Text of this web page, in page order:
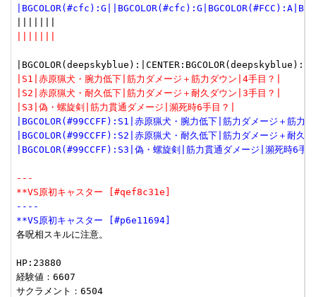
|S1|赤原猟犬・腕力低下|筋力ダメージ＋筋力ダウン|4手目？|
|S2|赤原猟犬・耐久低下|筋力ダメージ＋耐久ダウン|3手目？|
|S3|偽・螺旋剣|筋力貫通ダメージ|瀕死時6手目？|
|BGCOLOR(#99CCFF):S1|赤原猟犬・腕力低下|筋力ダメージ＋筋力
|BGCOLOR(#99CCFF):S2|赤原猟犬・耐久低下|筋力ダメージ＋耐久
|BGCOLOR(#99CCFF):S3|偽・螺旋剣|筋力貫通ダメージ|瀕死時6手
---
**VS原初キャスター [#qef8c31e]
----
**VS原初キャスター [#p6e11694]
各呪相スキルに注意。
HP:23880
経験値：6607
サクラメント：6504